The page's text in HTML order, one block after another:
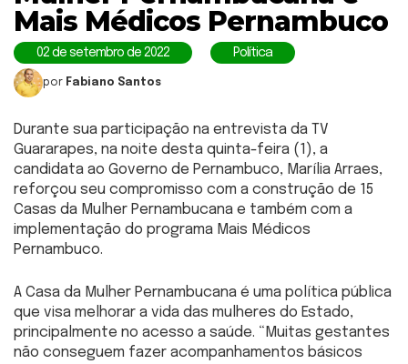
Mais Médicos Pernambuco
02 de setembro de 2022 Política
por Fabiano Santos
Durante sua participação na entrevista da TV
Guararapes, na noite desta quinta-feira (1), a
candidata ao Governo de Pernambuco, Marília Arraes,
reforçou seu compromisso com a construção de 15
Casas da Mulher Pernambucana e também com a
implementação do programa Mais Médicos
Pernambuco.
A Casa da Mulher Pernambucana é uma política pública
que visa melhorar a vida das mulheres do Estado,
principalmente no acesso a saúde. “Muitas gestantes
não conseguem fazer acompanhamentos básicos